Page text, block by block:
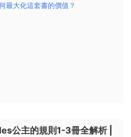
最大化這套書的價值？​​
公主的規則1-3冊全解析 |